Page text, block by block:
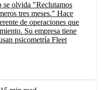
se olvida "Reclutamos
tres meses." Hace
de operaciones que
Su empresa tiene
psicometría Fleet